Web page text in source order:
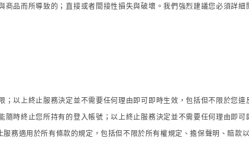
品而所導致的；直接或者間接性損失與破壞。我們強烈建議您必須詳
以上終止服務決定並不需要任何理由即可即時生效，包括但不限於您
時終止您所持有的登入帳號；以上終止服務決定並不需要任何理由即
務適用於所有條款的規定，包括但不限於所有權規定、擔保聲明、賠款